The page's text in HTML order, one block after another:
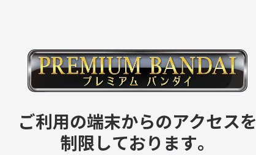
ご利用の端末からのアクセスを
制限しております。